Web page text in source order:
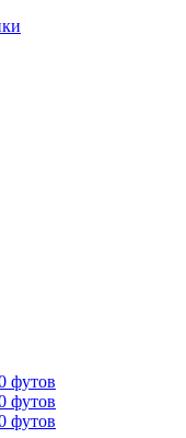
футов
футов
футов